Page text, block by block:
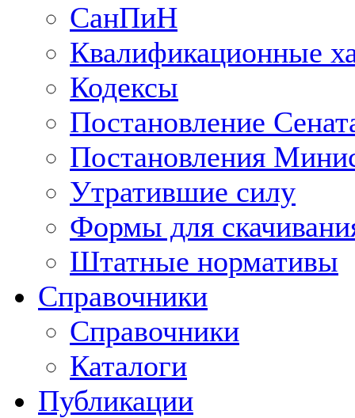
СанПиН
Квалификационные
Кодексы
Постановление
Постановления
Утратившие силу
Формы для
Штатные нормативы
Справочники
Справочники
Каталоги
Публикации